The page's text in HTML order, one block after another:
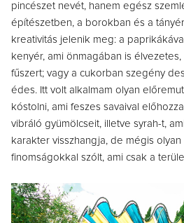
pincészet nevét, hanem egész
építészetben, a borokban és a
kreativitás jelenik meg: a
kenyér, ami önmagában is
fűszert; vagy a cukorban szegény
édes. Itt volt alkalmam olyan
kóstolni, ami feszes savaival
vibráló gyümölcseit, illetve syrah-t,
karakter visszhangja, de mégis
finomságokkal szólt, ami csak a